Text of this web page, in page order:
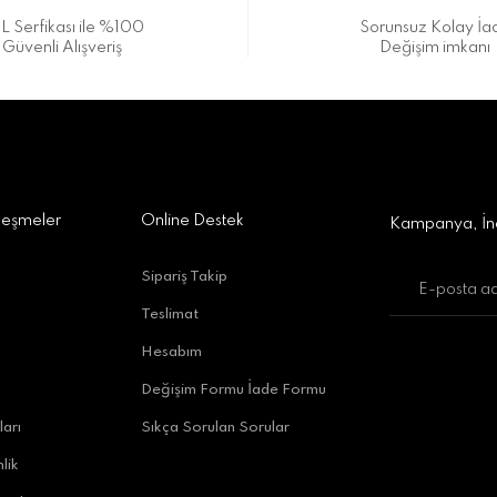
Antalya
Serfikası ile %100
Güvenli Alışveriş
Sorunsuz Kolay
Değişim imkanı
Online Destek
Sipariş Takip
Teslimat
Hesabım
Değişim Formu İade Formu
Sıkça Sorulan Sorular
Kampanya,